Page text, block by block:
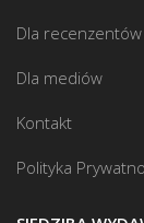
Dla recenzentów
Dla mediów
Kontakt
Polityka